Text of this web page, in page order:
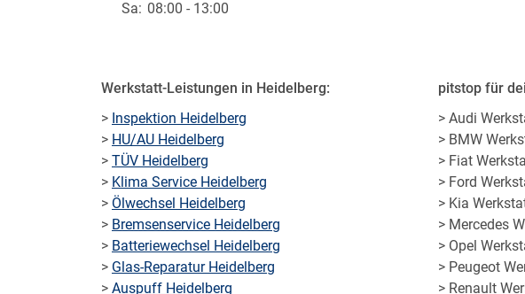
Sa: 08:00 - 13:00
Werkstatt-Leistungen in Heidelberg:
> Inspektion Heidelberg
> HU/AU Heidelberg
> TÜV Heidelberg
> Klima Service Heidelberg
> Ölwechsel Heidelberg
> Bremsenservice Heidelberg
> Batteriewechsel Heidelberg
> Glas-Reparatur Heidelberg
> Auspuff Heidelberg
pitstop für
> Audi
> BMW
> Fiat
> Ford
> Kia
> Mercedes
> Opel
> Peugeot
> Renault